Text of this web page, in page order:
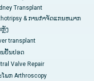
Transplant
& ການກໍາຈັດແກນຫມາກ
ຫຼັງ
transplant
ນປັ້ນປອດ
Valve Repair
ໂພກ Arthroscopy